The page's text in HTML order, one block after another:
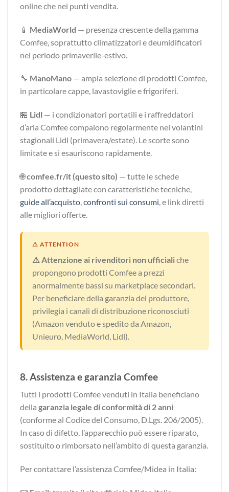
online che nei punti vendita.
📱 MediaWorld — presenza crescente della gamma
Comfee, soprattutto climatizzatori e deumidificatori
nel periodo primaverile-estivo.
🔧 ManoMano — ampia selezione di prodotti Comfee,
in particolare cappe, lavastoviglie e frigoriferi.
🏪 Lidl — i condizionatori portatili e i raffreddatori
d’aria Comfee compaiono regolarmente nei volantini
stagionali Lidl (primavera/estate). Le scorte sono
limitate e si esauriscono rapidamente.
🌐comfee.fr/it (questo sito) — tutte le schede
prodotto dettagliate con caratteristiche tecniche,
guide all’acquisto,confronti sui consumi, e link diretti
alle migliori offerte.
⚠️ Attenzione ai rivenditori non ufficialiche
propongono prodotti Comfee a prezzi
anormalmente bassi su marketplace secondari.
Per beneficiare della garanzia del produttore,
privilegia i canali di distribuzione riconosciuti
(Amazon venduto e spedito da Amazon,
Unieuro, MediaWorld, Lidl).
8. Assistenza e garanzia Comfee
Tutti i prodotti Comfee venduti in Italia beneficiano
della garanzia legale di conformità di 2 anni
(conforme al Codice del Consumo, D.Lgs. 206/2005).
In caso di difetto, l’apparecchio può essere riparato,
sostituito o rimborsato nell’ambito di questa garanzia.
Per contattare l’assistenza Comfee/Midea in Italia: